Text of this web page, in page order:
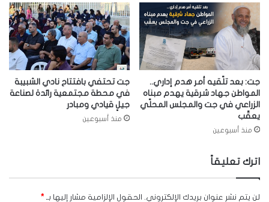
جت: بعد تلّقيه أمر هدم إداري..
المواطن جهاد شرقية يهدم مبناه
الزراعي في جت والمجلس المحلّي
يعقّب
منذ أسبوعين
جت تحتفي بافتتاح نادي الشبيبة
في محطة مجتمعية رائدة لصناعة
جيلٍ قيادي ومبادر
منذ أسبوعين
اترك تعليقاً
لن يتم نشر عنوان بريدك الإلكتروني. الحقول الإلزامية مشار إليها بـ *